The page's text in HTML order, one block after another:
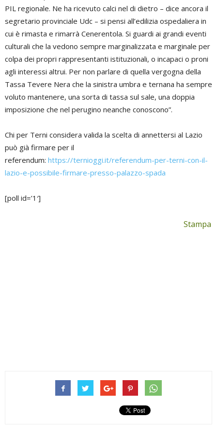
PIL regionale. Ne ha ricevuto calci nel di dietro – dice ancora il
segretario provinciale Udc – si pensi all’edilizia ospedaliera in
cui è rimasta e rimarrà Cenerentola. Si guardi ai grandi eventi
culturali che la vedono sempre marginalizzata e marginale per
colpa dei propri rappresentanti istituzionali, o incapaci o proni
agli interessi altrui. Per non parlare di quella vergogna della
Tassa Tevere Nera che la sinistra umbra e ternana ha sempre
voluto mantenere, una sorta di tassa sul sale, una doppia
imposizione che nel perugino neanche conoscono”.
Chi per Terni considera valida la scelta di annettersi al Lazio
può già firmare per il
referendum: https://ternioggi.it/referendum-per-terni-con-il-
lazio-e-possibile-firmare-presso-palazzo-spada
[poll id=’1′]
Stampa